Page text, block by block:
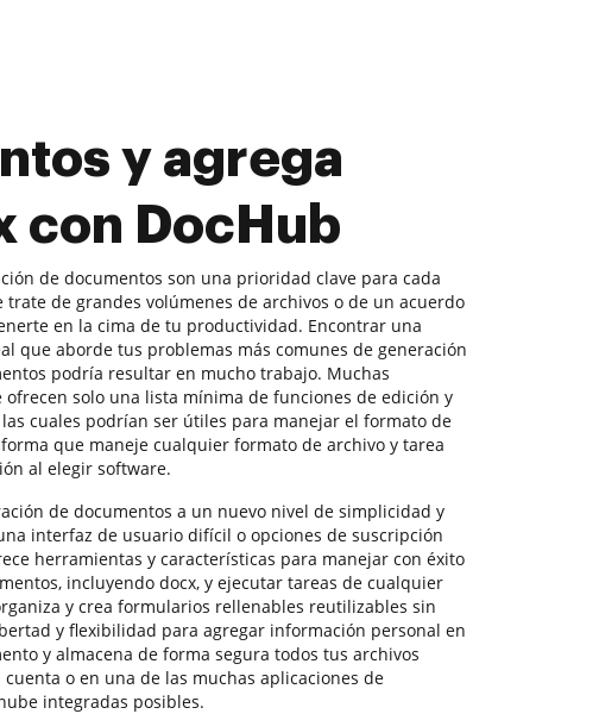
y agrega
con DocHub
de documentos son una prioridad clave para cada
trate de grandes volúmenes de archivos o de un acuerdo
en la cima de tu productividad. Encontrar una
que aborde tus problemas más comunes de generación
podría resultar en mucho trabajo. Muchas
ofrecen solo una lista mínima de funciones de edición y
cuales podrían ser útiles para manejar el formato de
que maneje cualquier formato de archivo y tarea
al elegir software.
de documentos a un nuevo nivel de simplicidad y
interfaz de usuario difícil o opciones de suscripción
herramientas y características para manejar con éxito
incluyendo docx, y ejecutar tareas de cualquier
y crea formularios rellenables reutilizables sin
y flexibilidad para agregar información personal en
y almacena de forma segura todos tus archivos
o en una de las muchas aplicaciones de
integradas posibles.